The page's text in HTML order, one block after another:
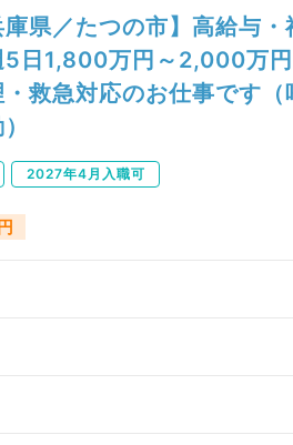
庫県／たつの市】高給与
日1,800万円～2,000万
救急対応のお仕事です（
2027年4月入職可